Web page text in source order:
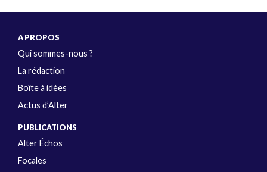
A PROPOS
Qui sommes-nous ?
La rédaction
Boîte à idées
Actus d’Alter
PUBLICATIONS
Alter Échos
Focales